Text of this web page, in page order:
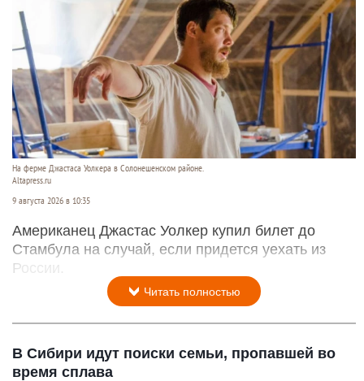
На ферме Джастаса Уолкера в Солонешенском районе.
Altapress.ru
9 августа 2026 в 10:35
Американец Джастас Уолкер купил билет до
Стамбула на случай, если придется уехать из
России.
Читать полностью
В Сибири идут поиски семьи, пропавшей во
время сплава